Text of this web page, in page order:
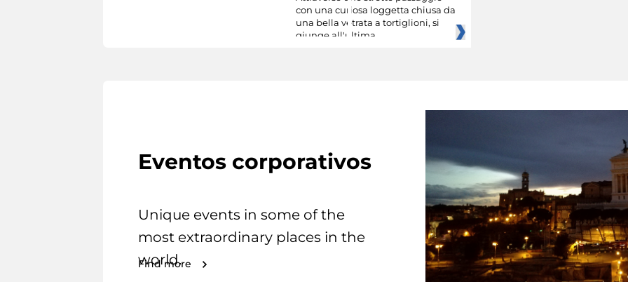
con una curiosa loggetta chiusa da
una bella vetrata a tortiglioni, si
giunge all'ultima
Eventos corporativos
Unique events in some of the
most extraordinary places in the
world.
Find more